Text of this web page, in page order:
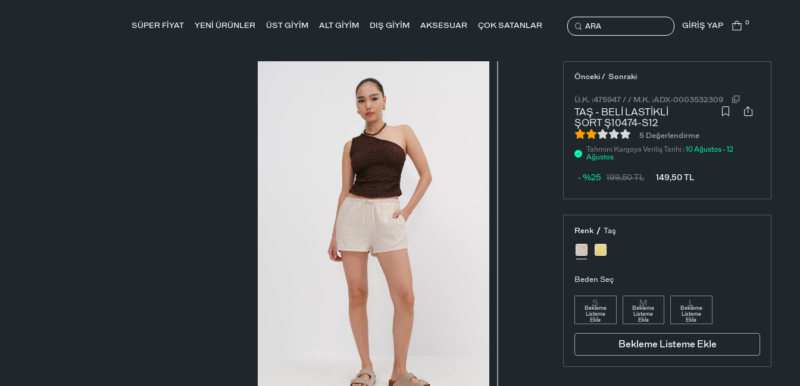
SÜPER FİYAT YENİ ÜRÜNLER ÜST GİYİM ALT GİYİM DIŞ GİYİM AKSESUAR ÇOK SATANLAR ARA GİRİŞ YAP 0
Önceki / Sonraki
Ü.K. :475947 // M.K. :ADX-0003532309
TAŞ - BELI LASTIKLI
ŞORT Ş10474-S12
5 Değerlendirme
Tahmini Kargoya Veriliş Tarihi :10 Ağustos - 12
Ağustos
199,50TL 149,50TL
- %25
Renk / Taş
Beden Seç
S
Bekleme
Listeme
Ekle
M
Bekleme
Listeme
Ekle
L
Bekleme
Listeme
Ekle
Bekleme Listeme Ekle